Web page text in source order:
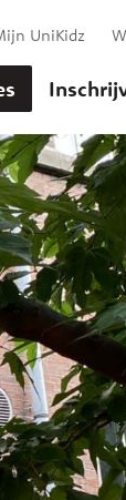
UniKidz